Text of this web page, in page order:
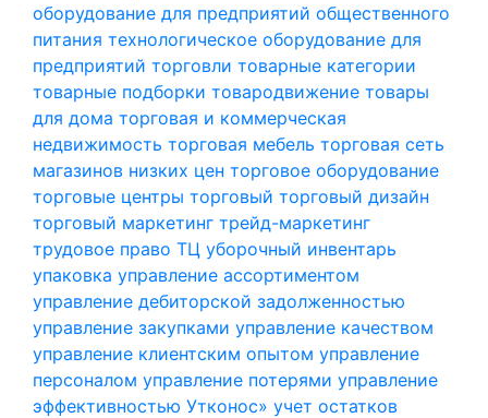
оборудование для предприятий общественного
питания технологическое оборудование для
предприятий торговли товарные категории
товарные подборки товародвижение товары
для дома торговая и коммерческая
недвижимость торговая мебель торговая сеть
магазинов низких цен торговое оборудование
торговые центры торговый торговый дизайн
торговый маркетинг трейд-маркетинг
трудовое право ТЦ уборочный инвентарь
упаковка управление ассортиментом
управление дебиторской задолженностью
управление закупками управление качеством
управление клиентским опытом управление
персоналом управление потерями управление
эффективностью Утконос» учет остатков